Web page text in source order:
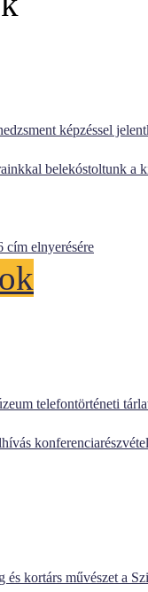
képzéssel
belekóstoltunk a
cím elnyerésére
telefontörténeti
kortárs művészet a